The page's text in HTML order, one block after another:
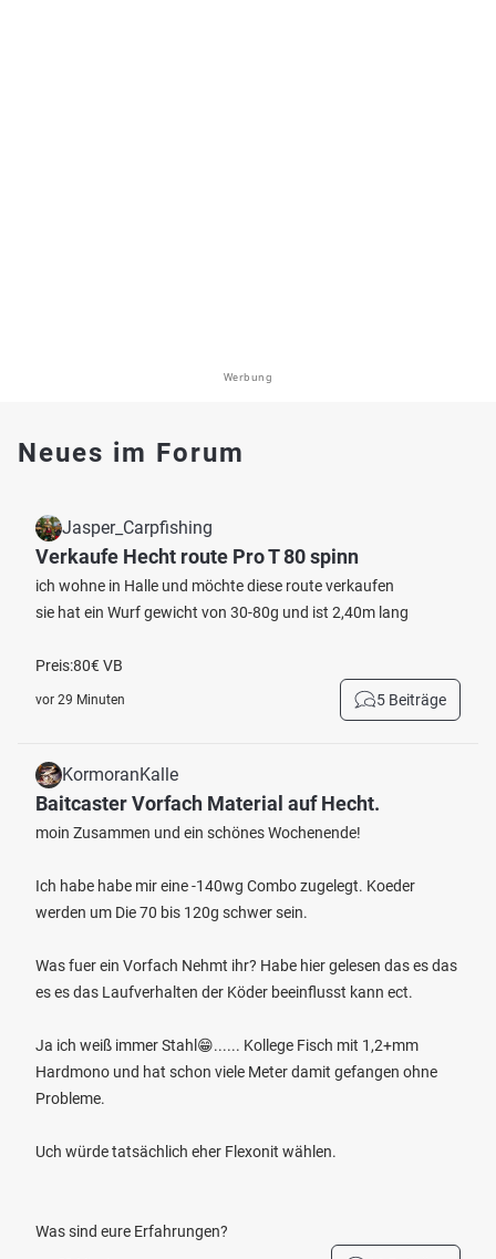
Werbung
Neues im Forum
Jasper_Carpfishing
Verkaufe Hecht route Pro T 80 spinn
ich wohne in Halle und möchte diese route verkaufen
sie hat ein Wurf gewicht von 30-80g und ist 2,40m lang
Preis:80€ VB
vor 29 Minuten 5 Beiträge
KormoranKalle
Baitcaster Vorfach Material auf Hecht.
moin Zusammen und ein schönes Wochenende!
Ich habe habe mir eine -140wg Combo zugelegt. Koeder
werden um Die 70 bis 120g schwer sein.
Was fuer ein Vorfach Nehmt ihr? Habe hier gelesen das es das
es es das Laufverhalten der Köder beeinflusst kann ect.
Ja ich weiß immer Stahl😁...... Kollege Fisch mit 1,2+mm
Hardmono und hat schon viele Meter damit gefangen ohne
Probleme.
Uch würde tatsächlich eher Flexonit wählen.
Was sind eure Erfahrungen?